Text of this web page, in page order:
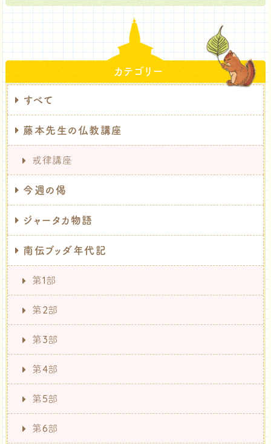
カテゴリー
すべて
藤本先生の仏教講座
戒律講座
今週の偈
ジャータカ物語
南伝ブッダ年代記
第1部
第2部
第3部
第4部
第5部
第6部